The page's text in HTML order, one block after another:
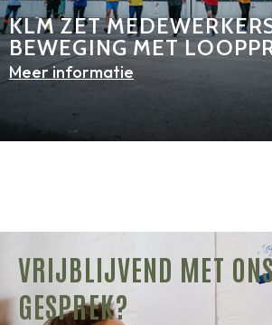
KLM ZET
BEWEGING MET
Meer informatie
VRIJBLIJVEND MET
GESPREK?